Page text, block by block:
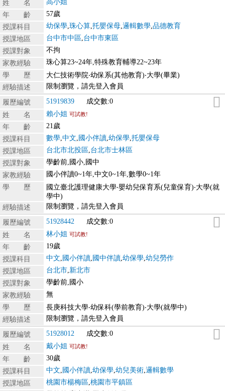
姓 名
高小姐
年 齡
57歲
授課科目
幼保學 珠心算 托嬰保母 邏輯數學 品德教育
授課地區
台中市中區 台中市東區
授課對象
不拘
家教經驗
珠心算23~24年,特殊教育輔導22~23年
學 歷
大仁技術學院‧幼保系(其他教育)‧大學(畢業)
經驗描述
限制瀏覽，請先登入會員
履歷編號 51919839
成交數:0
姓 名
賴小姐 可試教!
年 齡
21歲
授課科目
數學 中文 國小伴讀 幼保學 托嬰保母
授課地區
台北市北投區 台北市士林區
授課對象
學齡前,國小,國中
家教經驗
國小伴讀0~1年,中文0~1年,數學0~1年
學 歷
國立臺北護理健康大學‧嬰幼兒保育系(兒童保育)‧大學(就
學中)
經驗描述
限制瀏覽，請先登入會員
履歷編號 51928442
成交數:0
姓 名
林小姐 可試教!
年 齡
19歲
授課科目
中文 國小伴讀 國中伴讀 幼保學 幼兒勞作
授課地區
台北市 新北市
授課對象
學齡前,國小
家教經驗
無
學 歷
長庚科技大學‧幼保科(學前教育)‧大學(就學中)
經驗描述
限制瀏覽，請先登入會員
履歷編號 51928012
成交數:0
姓 名
戴小姐 可試教!
年 齡
30歲
授課科目
中文 國小伴讀 幼保學 幼兒美術 邏輯數學
授課地區
桃園市楊梅區 桃園市平鎮區